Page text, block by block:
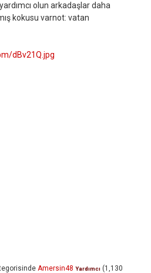
olun arkadaşlar daha
kokusu varnot: vatan
dBv21Q.jpg
Amersin48 Yardımcı (1,130